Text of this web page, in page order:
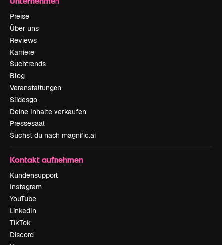
Preise
Über uns
Reviews
Karriere
Suchtrends
Blog
Veranstaltungen
Slidesgo
Deine Inhalte verkaufen
Pressesaal
Suchst du nach magnific.ai
Kontakt aufnehmen
Kundensupport
Instagram
YouTube
LinkedIn
TikTok
Discord